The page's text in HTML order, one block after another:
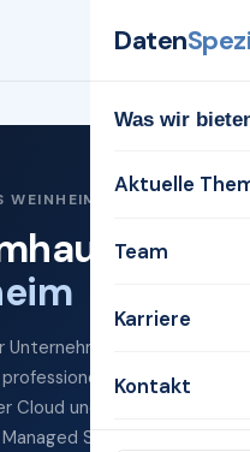
Daten
Was wir
Aktuelle
Team
Karriere
Kontakt
für
in Weinheim
IT-Services
Cloud und Microsoft 365
Services.